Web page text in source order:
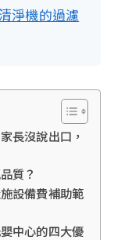
淨機的過濾
長沒說出口，
質？
設備費補助範
中心的四大優